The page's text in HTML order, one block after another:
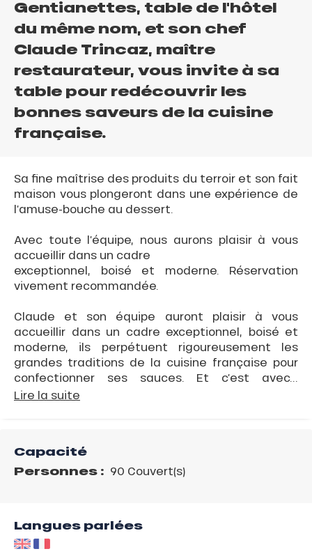
Gentianettes, table de l'hôtel
du même nom, et son chef
Claude Trincaz, maître
restaurateur, vous invite à sa
table pour redécouvrir les
bonnes saveurs de la cuisine
française.
Sa fine maîtrise des produits du terroir et son fait
maison vous plongeront dans une expérience de
l’amuse-bouche au dessert.
Avec toute l’équipe, nous aurons plaisir à vous
accueillir dans un cadre
exceptionnel, boisé et moderne. Réservation
vivement recommandée.
Claude et son équipe auront plaisir à vous
accueillir dans un cadre exceptionnel, boisé et
moderne, ils perpétuent rigoureusement les
grandes traditions de la cuisine française pour
confectionner ses sauces. Et c’est avec...
Lire la suite
Capacité
Personnes : 90 Couvert(s)
Langues parlées